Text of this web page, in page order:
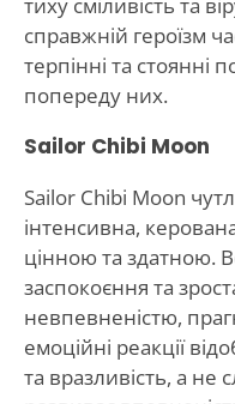
справжній героїзм
терпінні та стоянні
попереду них.
Sailor Chibi Moon
Sailor Chibi Moon
інтенсивна,
цінною та здатною.
заспокоєння та
невпевненістю,
емоційні реакції
та вразливість, а не